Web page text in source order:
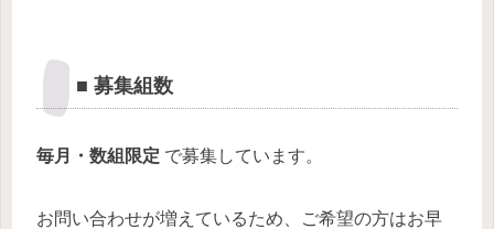
■ 募集組数
毎月・数組限定 で募集しています。
お問い合わせが増えているため、ご希望の方はお早